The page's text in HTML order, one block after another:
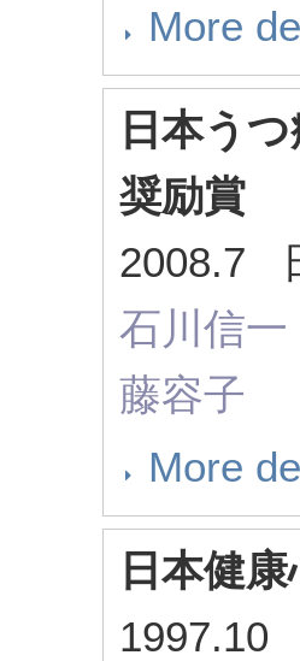
More
日本う
奨励賞
2008.7
石川信
藤容子
More
日本健
1997.10